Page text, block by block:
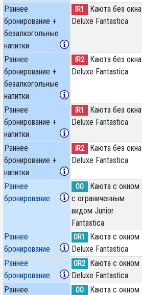
Раннее
бронирование +
безалкогольные
напитки
IR1
Каюта без окна
Deluxe Fantastica
Раннее
бронирование +
безалкогольные
напитки
IR2
Каюта без окна
Deluxe Fantastica
Раннее
бронирование +
напитки
IR1
Каюта без окна
Deluxe Fantastica
Раннее
бронирование +
напитки
IR2
Каюта без окна
Deluxe Fantastica
Раннее
бронирование
OO
Каюта с окном
с ограниченным
видом Junior
Fantastica
Раннее
бронирование
OR1
Каюта с окном
Deluxe Fantastica
Раннее
бронирование
OR2
Каюта с окном
Deluxe Fantastica
Раннее
OO
Каюта с окном